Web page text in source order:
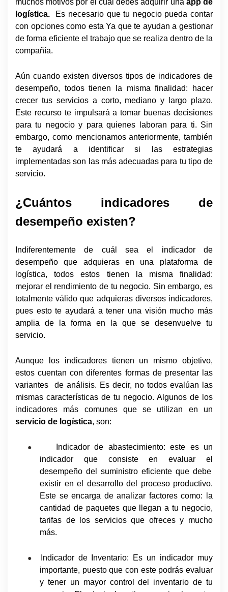
muchos motivos por el cual debes adquirir una app de
logística.
Es necesario que tu negocio pueda contar
con opciones como esta Ya que te ayudan a gestionar
de forma eficiente el trabajo que se realiza dentro de la
compañía.
Aún cuando existen diversos tipos de indicadores de
desempeño, todos tienen la misma finalidad: hacer
crecer tus servicios a corto, mediano y largo plazo.
Este recurso te impulsará a tomar buenas decisiones
para tu negocio y para quienes laboran para ti. Sin
embargo, como mencionamos anteriormente, también
te ayudará a identificar si las estrategias
implementadas son las más adecuadas para tu tipo de
servicio.
¿Cuántos indicadores de
desempeño existen?
Indiferentemente de cuál sea el indicador de
desempeño que adquieras en una plataforma de
logística, todos estos tienen la misma finalidad:
mejorar el rendimiento de tu negocio. Sin embargo, es
totalmente válido que adquieras diversos indicadores,
pues esto te ayudará a tener una visión mucho más
amplia de la forma en la que se desenvuelve tu
servicio.
Aunque los indicadores tienen un mismo objetivo,
estos cuentan con diferentes formas de presentar las
variantes
de análisis. Es decir, no todos evalúan las
mismas características de tu negocio. Algunos de los
indicadores más comunes que se utilizan en un
servicio de logística, son:
●
Indicador de abastecimiento: este es un
indicador que consiste en evaluar el
desempeño del suministro eficiente que debe
existir en el desarrollo del proceso productivo.
Este se encarga de analizar factores como: la
cantidad de paquetes que llegan a tu negocio,
tarifas de los servicios que ofreces y mucho
más.
●
Indicador de Inventario: Es un indicador muy
importante, puesto que con este podrás evaluar
y tener un mayor control del inventario de tu